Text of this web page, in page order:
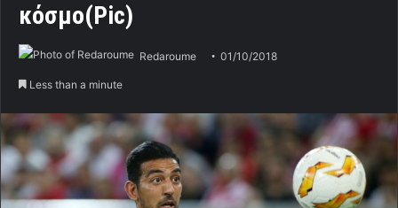
κόσμο(Pic)
Redaroume 01/10/2018
Less than a minute